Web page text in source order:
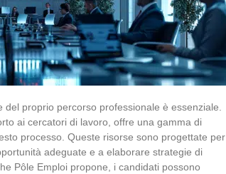
proprio percorso professionale è essenziale.
ai cercatori di lavoro, offre una gamma di
processo. Queste risorse sono progettate per
adeguate e a elaborare strategie di
Pôle Emploi propone, i candidati possono